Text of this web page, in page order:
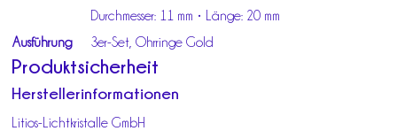
Durchmesser: 11 mm • Länge: 20 mm
Ausführung
3er-Set, Ohrringe Gold
Produktsicherheit
Herstellerinformationen
Litios-Lichtkristalle GmbH